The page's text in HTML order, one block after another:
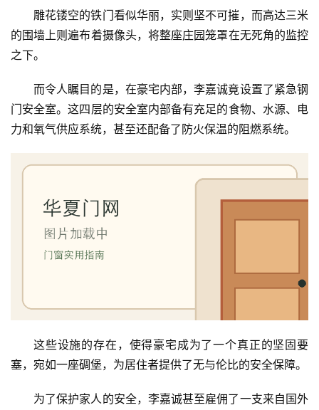
雕花镂空的铁门看似华丽，实则坚不可摧，而高达三米
的围墙上则遍布着摄像头，将整座庄园笼罩在无死角的监控
之下。
而令人瞩目的是，在豪宅内部，李嘉诚竟设置了紧急钢
门安全室。这四层的安全室内部备有充足的食物、水源、电
力和氧气供应系统，甚至还配备了防火保温的阻燃系统。
这些设施的存在，使得豪宅成为了一个真正的坚固要
塞，宛如一座碉堡，为居住者提供了无与伦比的安全保障。
为了保护家人的安全，李嘉诚甚至雇佣了一支来自国外